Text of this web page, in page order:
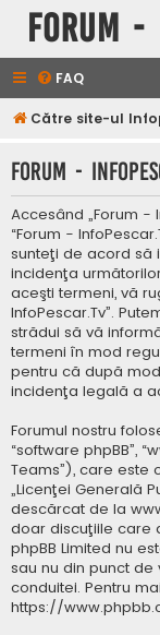
Forum
FAQ
Către site-ul
Forum -
Accesând „Forum -
“Forum -
sunteţi de acord să
incidenţa
aceşti termeni, vă
InfoPescar.Tv”.
strădui să vă
termeni în mod
pentru că după
incidenţa legală a
Forumul nostru
“software phpBB”,
Teams”), care este
„Licenţei Generală
descărcat de la
doar discuţiile care
phpBB Limited nu
sau nu din punct
conduitei. Pentru
https://